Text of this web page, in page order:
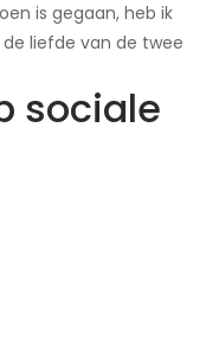
is gegaan, heb ik
liefde van de twee
sociale